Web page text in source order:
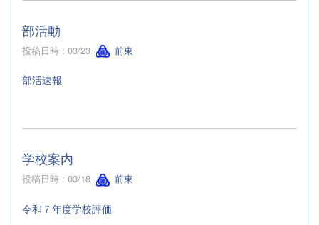
部活動
投稿日時 : 03/23 前東
部活速報
学校案内
投稿日時 : 03/18 前東
令和７年度学校評価